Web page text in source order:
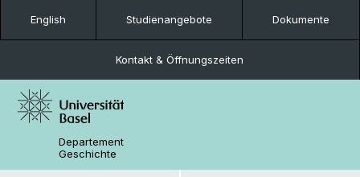
English Studienangebote Dokumente
Kontakt & Öffnungszeiten
Departement
Geschichte